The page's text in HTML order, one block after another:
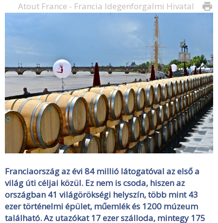
print
Atout France - Francia Idegenforgalmi Hivatal
Franciaország az évi 84 millió látogatóval az első a
világ úti céljai közül. Ez nem is csoda, hiszen az
országban 41 világörökségi helyszín, több mint 43
ezer történelmi épület, műemlék és 1200 múzeum
található. Az utazókat 17 ezer szálloda, mintegy 175